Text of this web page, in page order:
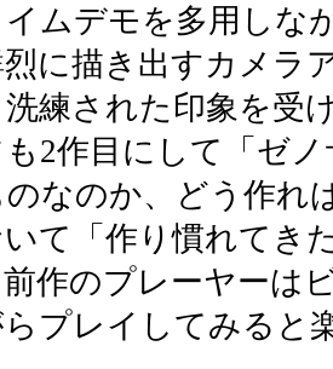
ムデモを多用しな
に描き出すカメラ
練された印象を受
2作目にして「ゼ
なのか、どう作れ
て「作り慣れてき
作のプレーヤーは
プレイしてみると